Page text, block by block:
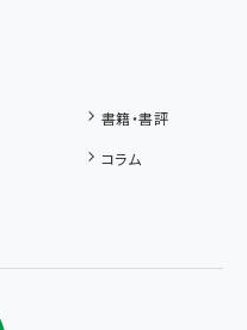
書籍・書評
コラム